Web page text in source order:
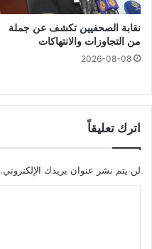
نقابة الصحفيين تكشف عن جملة
من التجاوزات والانتهاكات
2026-08-08
اترك تعليقاً
لن يتم نشر عنوان بريدك الإلكتروني.